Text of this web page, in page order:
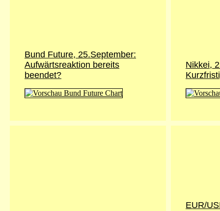
Bund Future, 25.September:
Aufwärtsreaktion bereits
beendet?
Nikkei,
EUR/